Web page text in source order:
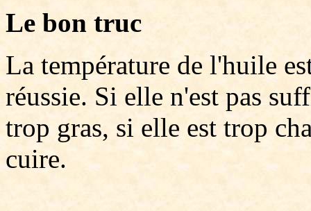
Le bon truc
La température de l'huile
réussie. Si elle n'est pas
trop gras, si elle est trop
cuire.